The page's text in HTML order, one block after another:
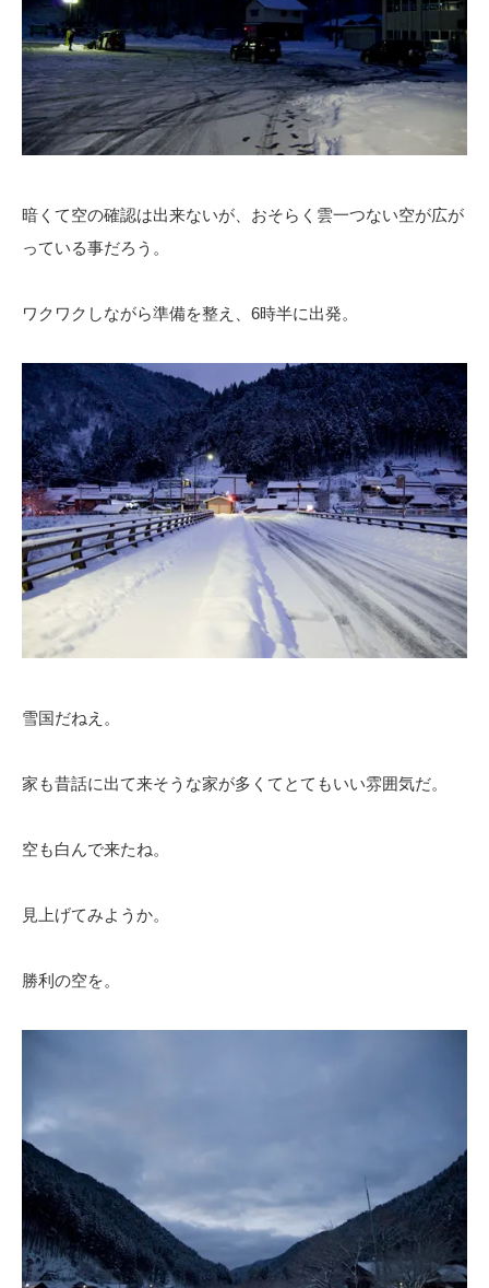
暗くて空の確認は出来ないが、おそらく雲一つない空が広が
っている事だろう。
ワクワクしながら準備を整え、6時半に出発。
雪国だねえ。
家も昔話に出て来そうな家が多くてとてもいい雰囲気だ。
空も白んで来たね。
見上げてみようか。
勝利の空を。